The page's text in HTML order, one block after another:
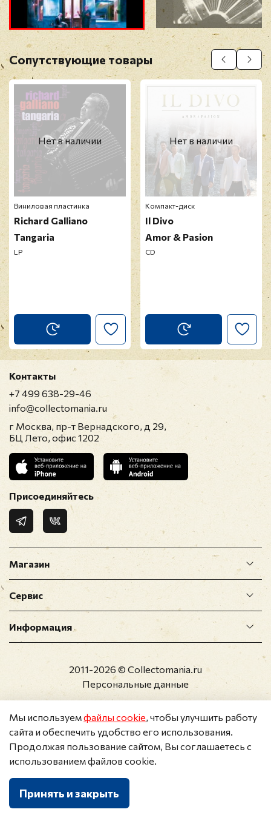
Прикрепить фото
Оставить отзыв
Перед публикацией отзывы проходят
Сопутствующие товары
Нет в наличии
Виниловая пластинка
Richard Galliano
Tangaria
LP
Нет в наличии
Компакт-диск
Il Divo
Amor & Pasion
CD
Магазин
Сервис
Информация
Контакты
+7 499 638-29-46
info@collectomania.ru
г Москва, пр-т Вернадского, д 29,
БЦ Лето, офис 1202
Присоединяйтесь
2011-2026 © Collectomania.ru
Персональные данные
Корзина
Мы используемфайлы cookie, чтобы улучшить работу
сайта и обеспечить удобство его использования.
Продолжая пользование сайтом, Вы соглашаетесь с
использованием файлов cookie.
Принять и закрыть